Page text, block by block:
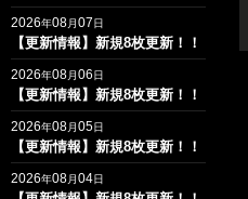
2026年08月07日
【更新情報】新規8枚更新！！
2026年08月06日
【更新情報】新規8枚更新！！
2026年08月05日
【更新情報】新規8枚更新！！
2026年08月04日